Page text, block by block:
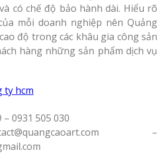
có chế độ bảo hành dài. Hiểu rõ
mỗi doanh nghiệp nên Quảng
độ trong các khâu gia công sản
hàng những sản phẩm dịch vụ
0931 505 030
–